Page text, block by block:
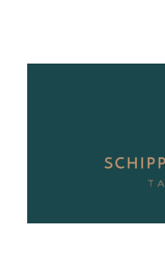
content